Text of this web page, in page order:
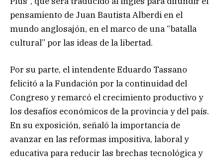
pensamiento de Juan Bautista Alberdi en el
mundo anglosajón, en el marco de una “batalla
cultural” por las ideas de la libertad.
Por su parte, el intendente Eduardo Tassano
felicitó a la Fundación por la continuidad del
Congreso y remarcó el crecimiento productivo y
los desafíos económicos de la provincia y del país.
En su exposición, señaló la importancia de
avanzar en las reformas impositiva, laboral y
educativa para reducir las brechas tecnológica y